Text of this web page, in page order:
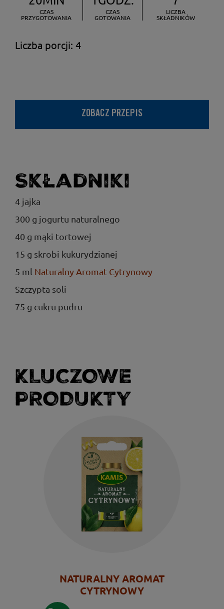
CZAS
PRZYGOTOWANIA
CZAS
GOTOWANIA
LICZBA
SKŁADNIKÓW
Liczba porcji: 4
ZOBACZ PRZEPIS
Składniki
4 jajka
300 g jogurtu naturalnego
40 g mąki tortowej
15 g skrobi kukurydzianej
5 ml Naturalny Aromat Cytrynowy
Szczypta soli
75 g cukru pudru
KLUCZOWE
PRODUKTY
NATURALNY AROMAT
CYTRYNOWY